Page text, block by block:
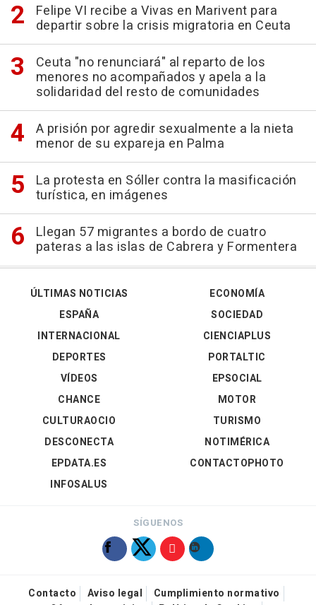
Felipe VI recibe a Vivas en Marivent para
departir sobre la crisis migratoria en Ceuta
Ceuta "no renunciará" al reparto de los
menores no acompañados y apela a la
solidaridad del resto de comunidades
A prisión por agredir sexualmente a la nieta
menor de su expareja en Palma
La protesta en Sóller contra la masificación
turística, en imágenes
Llegan 57 migrantes a bordo de cuatro
pateras a las islas de Cabrera y Formentera
ÚLTIMAS NOTICIAS
ESPAÑA
INTERNACIONAL
DEPORTES
VÍDEOS
ECONOMÍA
SOCIEDAD
CIENCIAPLUS
PORTALTIC
EPSOCIAL
CHANCE
CULTURAOCIO
DESCONECTA
EPDATA.ES
INFOSALUS
MOTOR
TURISMO
NOTIMÉRICA
CONTACTOPHOTO
SÍGUENOS
Contacto Aviso legal
Cumplimiento normativo